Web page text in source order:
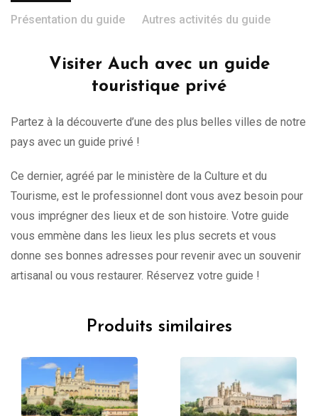
Présentation du guide Autres activités du guide
Visiter Auch avec un guide
touristique privé
Partez à la découverte d’une des plus belles villes de notre
pays avec un guide privé !
Ce dernier, agréé par le ministère de la Culture et du
Tourisme, est le professionnel dont vous avez besoin pour
vous imprégner des lieux et de son histoire. Votre guide
vous emmène dans les lieux les plus secrets et vous
donne ses bonnes adresses pour revenir avec un souvenir
artisanal ou vous restaurer. Réservez votre guide !
Produits similaires